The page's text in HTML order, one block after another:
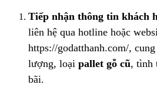
Tiếp nhận thông tin khách
liên hệ qua hotline hoặc
https://godatthanh.com/,
lượng, loại pallet gỗ cũ, tình
bãi.